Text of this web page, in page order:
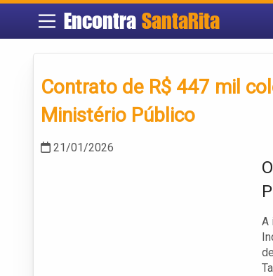
Encontra SantaRita
Contrato de R$ 447 mil
Ministério Público
21/01/2026
A